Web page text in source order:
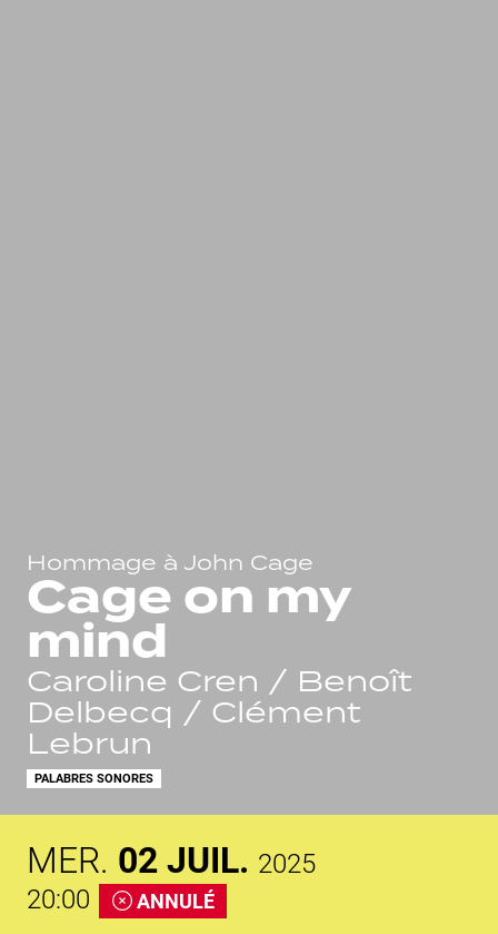
Hommage à John Cage
Cage on my
mind
Caroline Cren / Benoît
Delbecq / Clément
Lebrun
PALABRES SONORES
MER. 02JUIL. 2025
20:00
ANNULÉ